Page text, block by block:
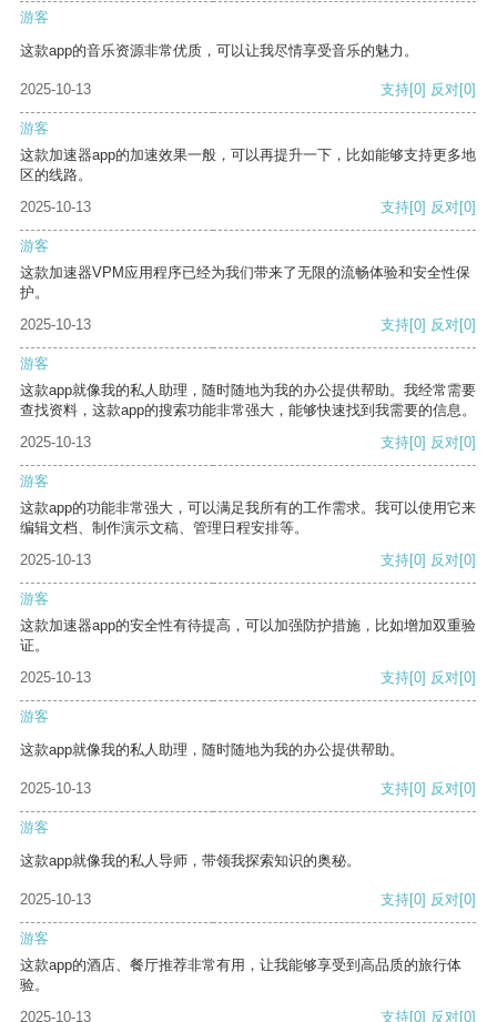
游客
这款app的音乐资源非常优质，可以让我尽情享受音乐的魅力。
2025-10-13 支持[0] 反对[0]
游客
这款加速器app的加速效果一般，可以再提升一下，比如能够支持更多地
区的线路。
2025-10-13
支持[0] 反对[0]
游客
这款加速器VPM应用程序已经为我们带来了无限的流畅体验和安全性保
护。
2025-10-13
支持[0] 反对[0]
游客
这款app就像我的私人助理，随时随地为我的办公提供帮助。我经常需要
查找资料，这款app的搜索功能非常强大，能够快速找到我需要的信息。
2025-10-13
支持[0] 反对[0]
游客
这款app的功能非常强大，可以满足我所有的工作需求。我可以使用它来
编辑文档、制作演示文稿、管理日程安排等。
2025-10-13
支持[0] 反对[0]
游客
这款加速器app的安全性有待提高，可以加强防护措施，比如增加双重验
证。
2025-10-13
支持[0] 反对[0]
游客
这款app就像我的私人助理，随时随地为我的办公提供帮助。
2025-10-13 支持[0] 反对[0]
游客
这款app就像我的私人导师，带领我探索知识的奥秘。
2025-10-13 支持[0] 反对[0]
游客
这款app的酒店、餐厅推荐非常有用，让我能够享受到高品质的旅行体
验。
2025-10-13
支持[0] 反对[0]